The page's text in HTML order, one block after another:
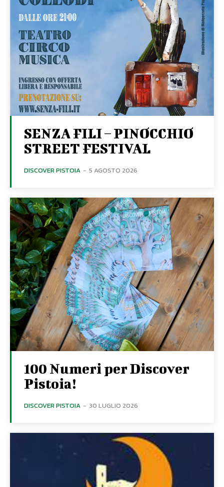
SENZA FILI – PINOCCHIO
STREET FESTIVAL
DISCOVER PISTOIA - 5 AGOSTO 2026
100 Numeri per Discover
Pistoia!
DISCOVER PISTOIA - 30 LUGLIO 2026